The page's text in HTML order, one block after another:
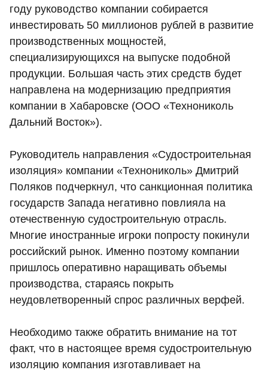
году руководство компании собирается
инвестировать 50 миллионов рублей в развитие
производственных мощностей,
специализирующихся на выпуске подобной
продукции. Большая часть этих средств будет
направлена на модернизацию предприятия
компании в Хабаровске (ООО «Технониколь
Дальний Восток»).
Руководитель направления «Судостроительная
изоляция» компании «Технониколь» Дмитрий
Поляков подчеркнул, что санкционная политика
государств Запада негативно повлияла на
отечественную судостроительную отрасль.
Многие иностранные игроки попросту покинули
российский рынок. Именно поэтому компании
пришлось оперативно наращивать объемы
производства, стараясь покрыть
неудовлетворенный спрос различных верфей.
Необходимо также обратить внимание на тот
факт, что в настоящее время судостроительную
изоляцию компания изготавливает на